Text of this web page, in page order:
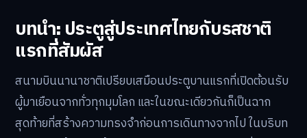
บทนำ: ประตูสู่ประเทศไทยกับรสชาติ
แรกที่สัมผัส
สนามบินนานาชาติเปรียบเสมือนประตูบานแรกที่เปิดต้อนรับ
ผู้มาเยือนจากทั่วทุกมุมโลก และในขณะเดียวกันก็เป็นฉาก
สุดท้ายที่สร้างความทรงจำก่อนการเดินทางจากไป ในบริบท